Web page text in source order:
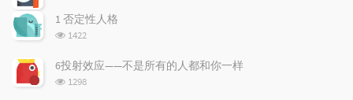
次
数:
1 否定性人格
浏
次
数:
1422
6投射效应——不是所有的人都和你一样
浏
1298